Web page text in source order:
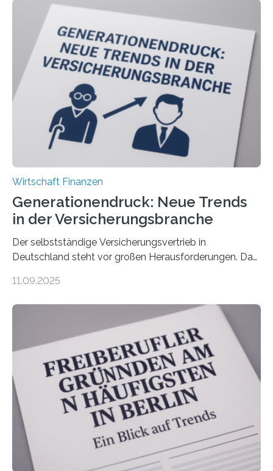
Wirtschaft Finanzen
Generationendruck: Neue Trends
in der Versicherungsbranche
Der selbstständige Versicherungsvertrieb in
Deutschland steht vor großen Herausforderungen. Das
Dr. Matthias Beenken und Prof. Dr. Lukas Linnenbrink
Bundesverbands Deutscher Versicherungskaufleute e.V.
durchgeführt haben. Die Studie basiert auf den
Antworten von 1.440 selbstständigen
Versicherungsvertreter*innen und -makler*innen. Ein
Ergebnis: Deutlich mehr als die Hälfte der Befragten ist
über 50 Jahre alt und wird in den nächsten Jahren eine
Nachfolgeregelung benötigen. Aber nur ein Drittel hat
bereits Regelungen…
11.09.2025